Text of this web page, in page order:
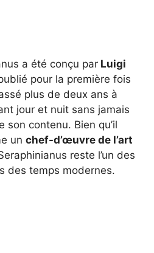
a été conçu par Luigi
pour la première fois
plus de deux ans à
jour et nuit sans jamais
son contenu. Bien qu’il
un chef-d’œuvre de l’art
reste l’un des
des temps modernes.